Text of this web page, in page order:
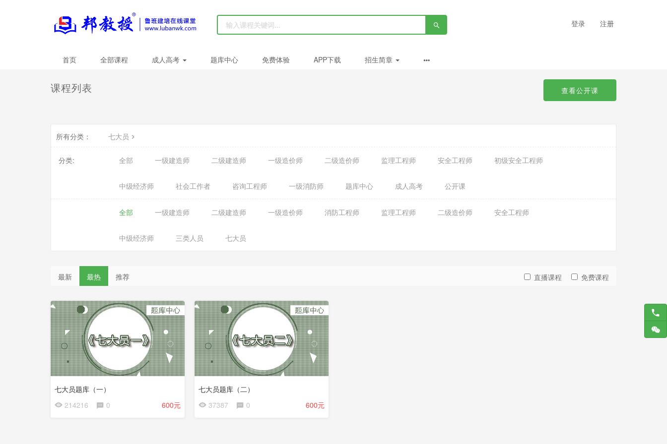
登录 注册
首页 全部课程 成人高考 题库中心 免费体验 APP下载 招生简章
课程列表 查看公开课
所有分类： 七大员
分类: 全部 一级建造师 二级建造师 一级造价师 二级造价师 监理工程师 安全工程师 初级安全工程师
中级经济师 社会工作者 咨询工程师 一级消防师 题库中心 成人高考 公开课
全部 一级建造师 二级建造师 一级造价师 消防工程师 监理工程师 二级造价师 安全工程师
中级经济师 三类人员 七大员
最新 最热 推荐 直播课程 免费课程
七大员题库（一）
214216
0 600元
七大员题库（二）
37387
0 600元